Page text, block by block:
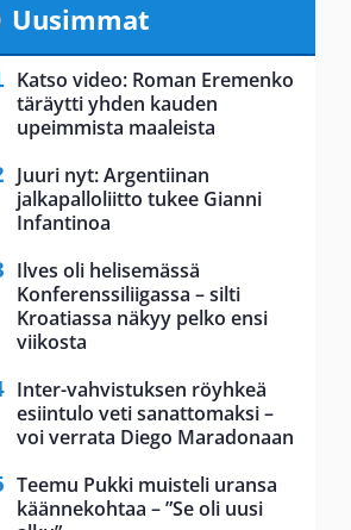
Uusimmat
Katso video: Roman Eremenko
täräytti yhden kauden
upeimmista maaleista
Juuri nyt: Argentiinan
jalkapalloliitto tukee Gianni
Infantinoa
Ilves oli helisemässä
Konferenssiliigassa – silti
Kroatiassa näkyy pelko ensi
viikosta
Inter-vahvistuksen röyhkeä
esiintulo veti sanattomaksi –
voi verrata Diego Maradonaan
Teemu Pukki muisteli uransa
käännekohtaa – ”Se oli uusi